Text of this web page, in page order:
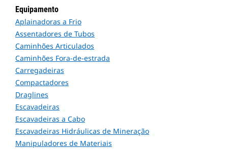
Equipamento
Aplainadoras a Frio
Assentadores de Tubos
Caminhões Articulados
Caminhões Fora-de-estrada
Carregadeiras
Compactadores
Draglines
Escavadeiras
Escavadeiras a Cabo
Escavadeiras Hidráulicas de Mineração
Manipuladores de Materiais